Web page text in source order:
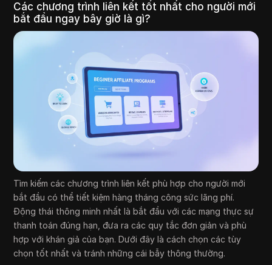
Các chương trình liên kết tốt nhất cho người mới
bắt đầu ngay bây giờ là gì?
Tìm kiếm các chương trình liên kết phù hợp cho người mới
bắt đầu có thể tiết kiệm hàng tháng công sức lãng phí.
Động thái thông minh nhất là bắt đầu với các mạng thực sự
thanh toán đúng hạn, đưa ra các quy tắc đơn giản và phù
hợp với khán giả của bạn. Dưới đây là cách chọn các tùy
chọn tốt nhất và tránh những cái bẫy thông thường.